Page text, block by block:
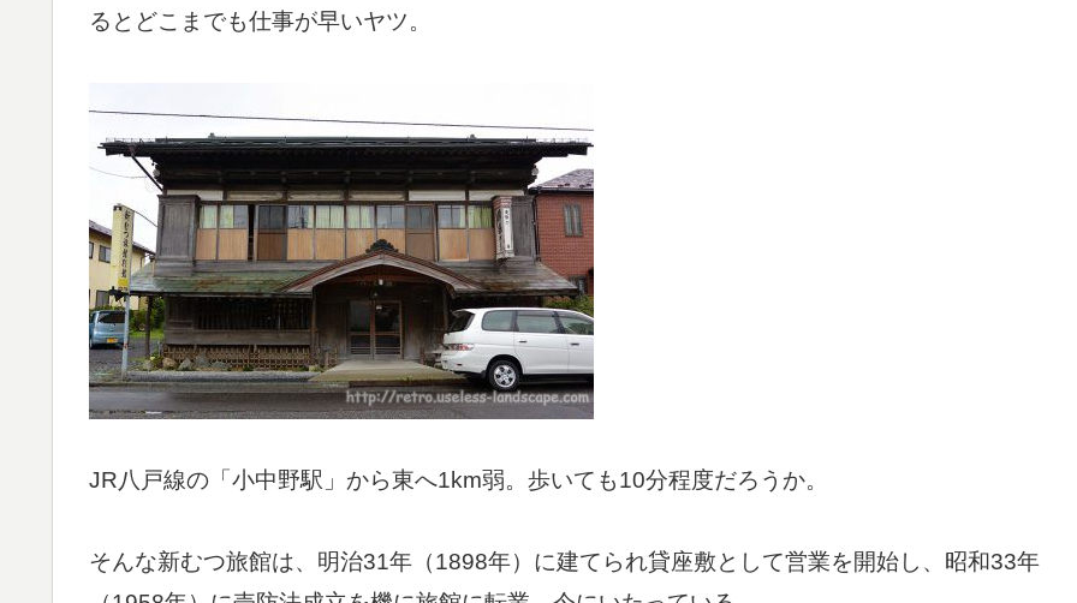
るとどこまでも仕事が早いヤツ。
JR八戸線の「小中野駅」から東へ1km弱。歩いても10分程度だろうか。
そんな新むつ旅館は、明治31年（1898年）に建てられ貸座敷として営業を開始し、昭和33年